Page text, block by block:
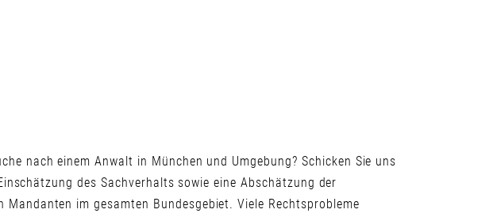
nach einem Anwalt in München und Umgebung? Schicken Sie uns
des Sachverhalts sowie eine Abschätzung der
im gesamten Bundesgebiet. Viele Rechtsprobleme